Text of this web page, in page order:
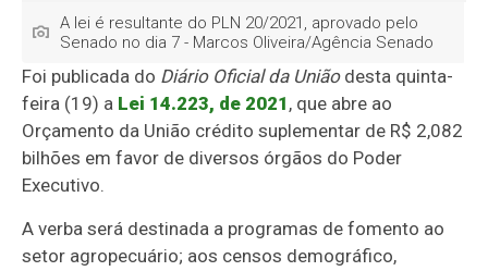
A lei é resultante do PLN 20/2021, aprovado pelo
Senado no dia 7 - Marcos Oliveira/Agência Senado
Foi publicada do Diário Oficial da Uniãodesta quinta-
feira (19) a Lei 14.223, de 2021 , que abre ao
Orçamento da União crédito suplementar de R$ 2,082
bilhões em favor de diversos órgãos do Poder
Executivo.
A verba será destinada a programas de fomento ao
setor agropecuário; aos censos demográfico,